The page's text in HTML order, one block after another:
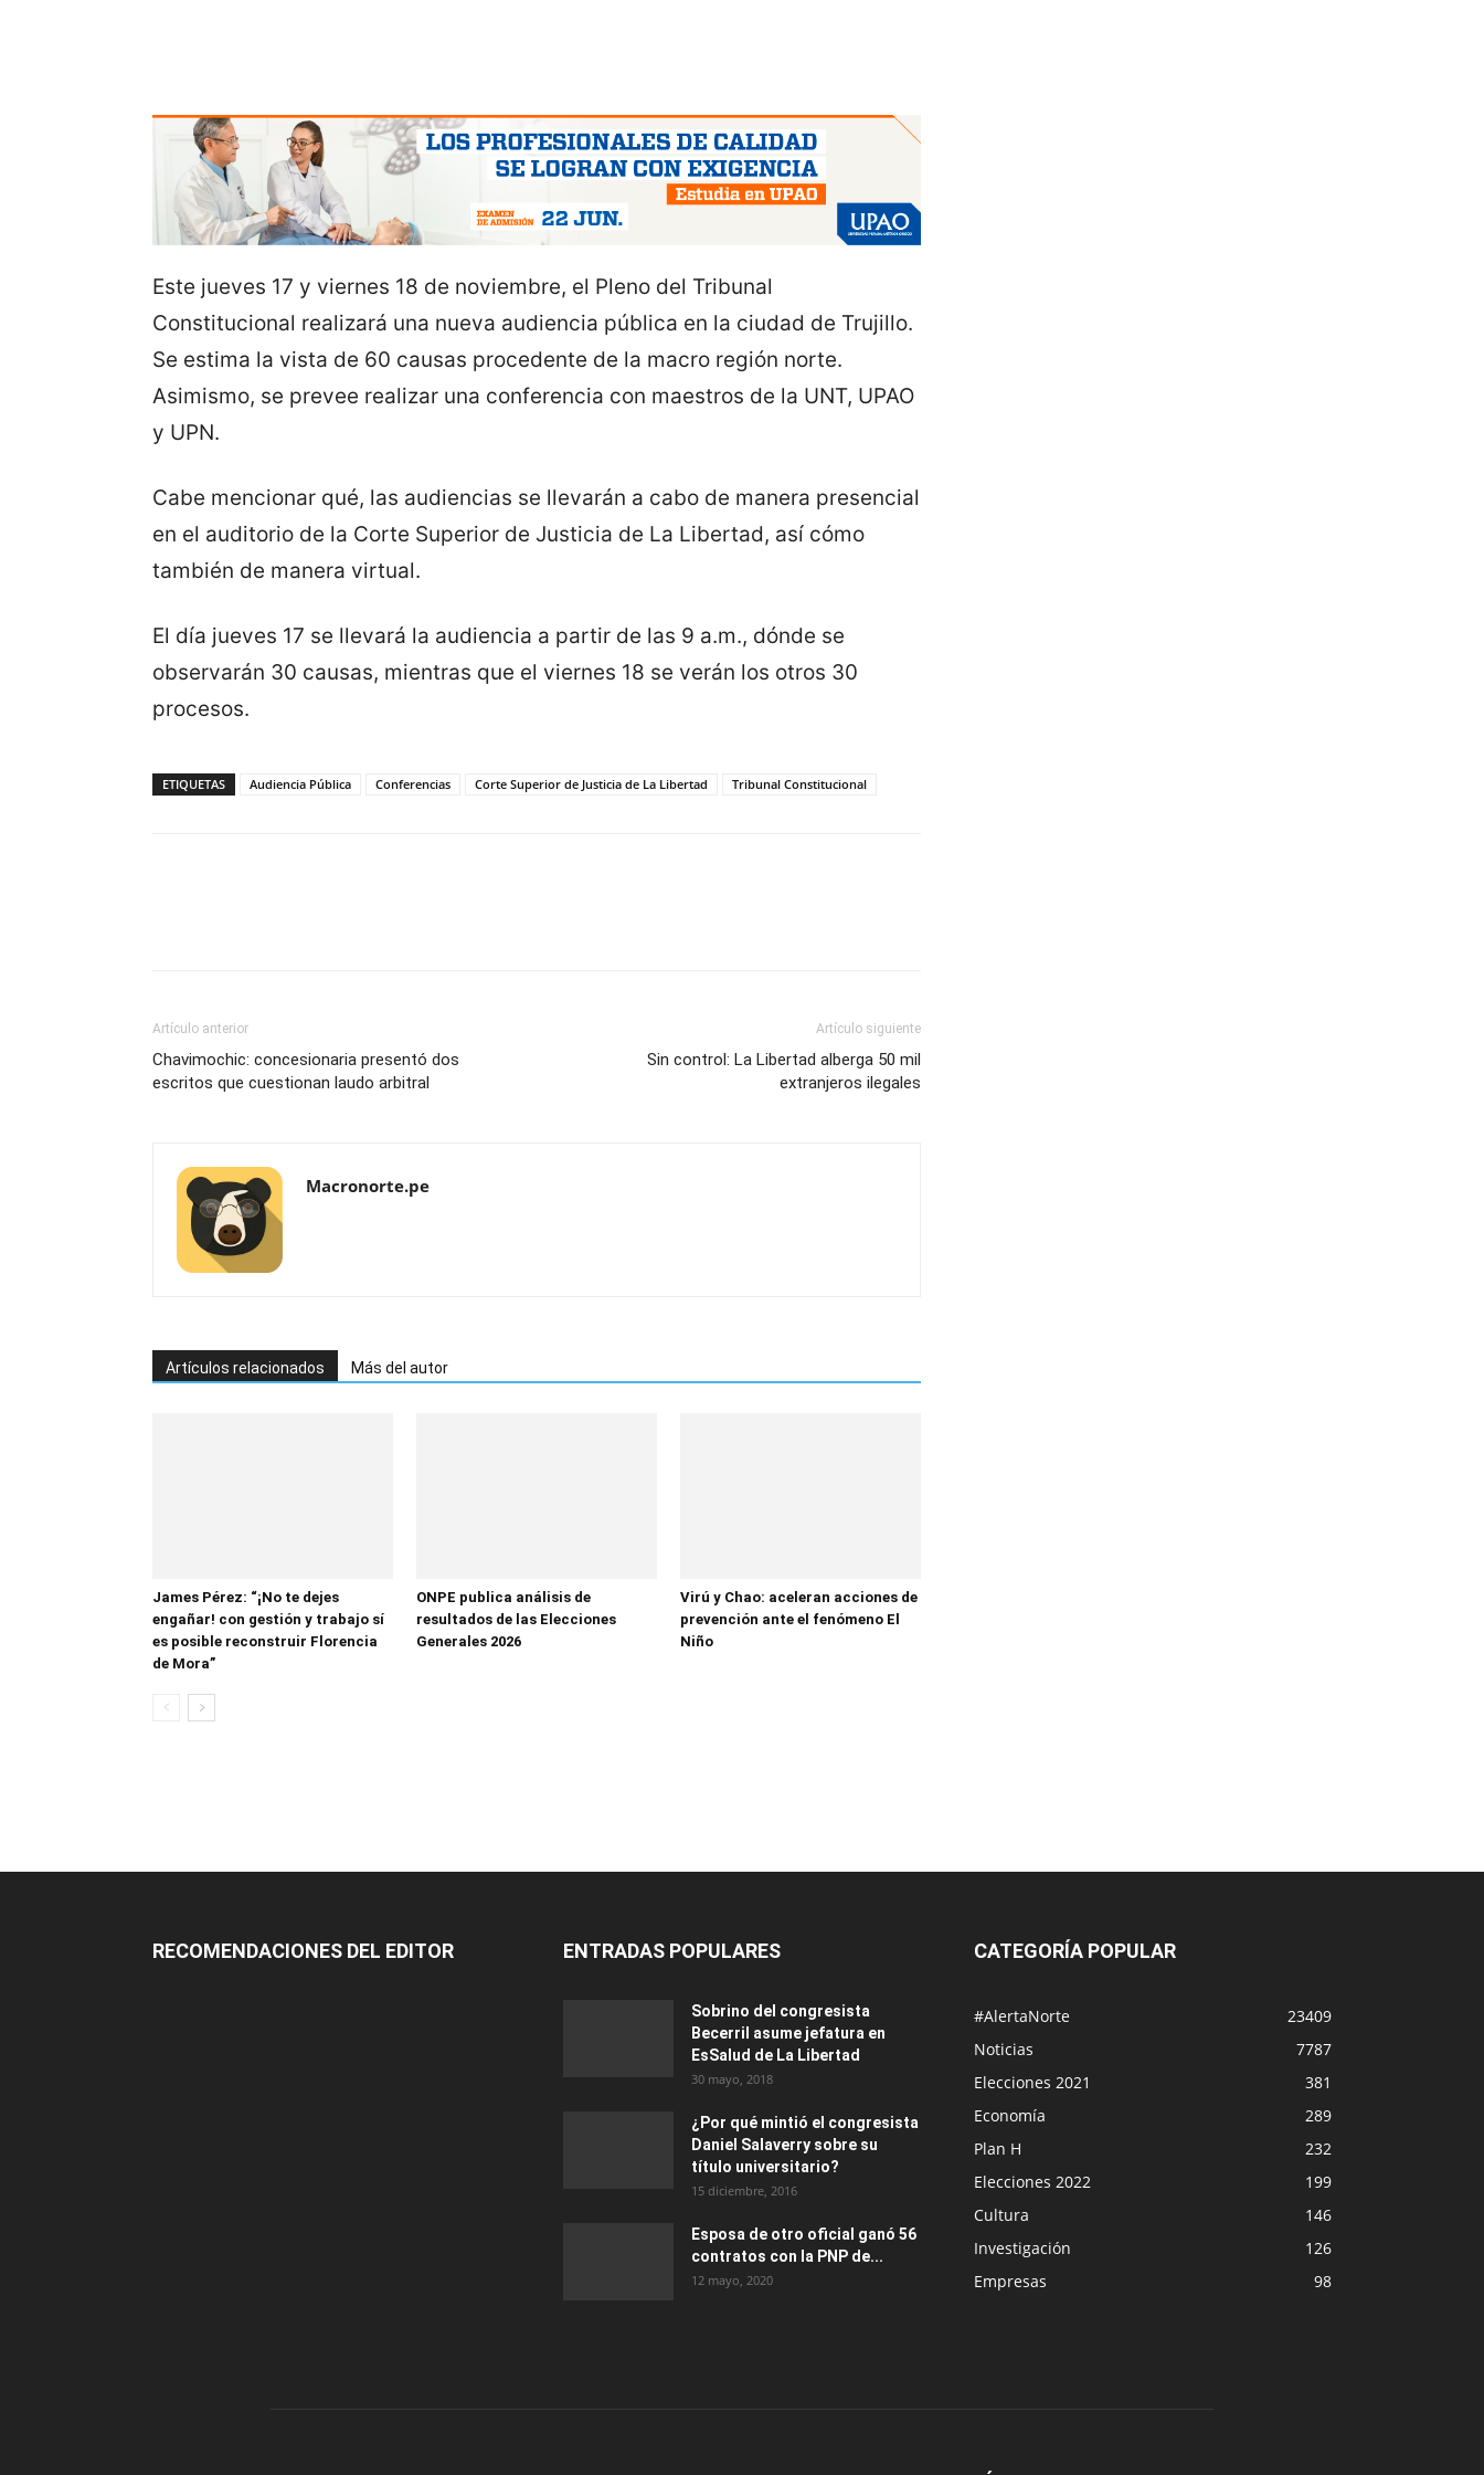
Este jueves 17 y viernes 18 de noviembre, el Pleno del Tribunal
Constitucional realizará una nueva audiencia pública en la ciudad de Trujillo.
Se estima la vista de 60 causas procedente de la macro región norte.
Asimismo, se prevee realizar una conferencia con maestros de la UNT, UPAO
y UPN.
Cabe mencionar qué, las audiencias se llevarán a cabo de manera presencial
en el auditorio de la Corte Superior de Justicia de La Libertad, así cómo
también de manera virtual.
El día jueves 17 se llevará la audiencia a partir de las 9 a.m., dónde se
observarán 30 causas, mientras que el viernes 18 se verán los otros 30
procesos.
ETIQUETAS Audiencia Pública Conferencias Corte Superior de Justicia de La Libertad Tribunal Constitucional
Artículo anterior
Chavimochic: concesionaria presentó dos
escritos que cuestionan laudo arbitral
Artículo siguiente
Sin control: La Libertad alberga 50 mil
extranjeros ilegales
Macronorte.pe
Artículos relacionados Más del autor
James Pérez: “¡No te dejes
engañar! con gestión y trabajo sí
es posible reconstruir Florencia
de Mora”
ONPE publica análisis de
resultados de las Elecciones
Generales 2026
Virú y Chao: aceleran acciones de
prevención ante el fenómeno El
Niño
RECOMENDACIONES DEL EDITOR ENTRADAS POPULARES
Sobrino del congresista
Becerril asume jefatura en
EsSalud de La Libertad
30 mayo, 2018
¿Por qué mintió el congresista
Daniel Salaverry sobre su
título universitario?
15 diciembre, 2016
Esposa de otro oficial ganó 56
contratos con la PNP de...
12 mayo, 2020
CATEGORÍA POPULAR
#AlertaNorte
23409
Noticias
7787
Elecciones 2021
381
Economía
289
Plan H
232
Elecciones 2022
199
Cultura
146
Investigación
126
Empresas
98